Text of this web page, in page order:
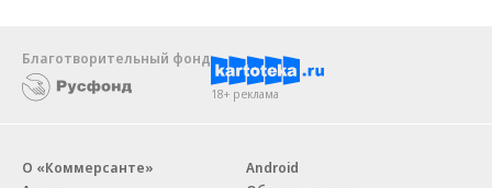
Благотворительный фонд
18+ реклама
О «Коммерсанте»
Android